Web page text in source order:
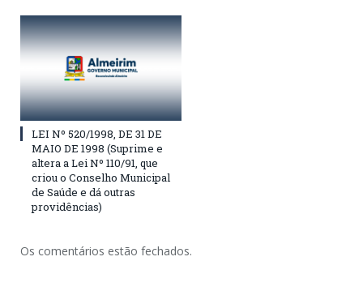
LEI Nº 520/1998, DE 31 DE
MAIO DE 1998 (Suprime e
altera a Lei Nº 110/91, que
criou o Conselho Municipal
de Saúde e dá outras
providências)
Os comentários estão fechados.